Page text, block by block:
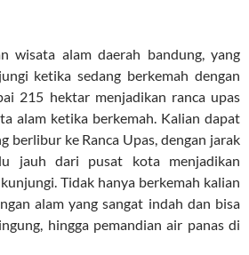
wisata alam daerah bandung, yang
ketika sedang berkemah dengan
215 hektar menjadikan ranca upas
alam ketika berkemah. Kalian dapat
berlibur ke Ranca Upas, dengan jarak
jauh dari pusat kota menjadikan
Tidak hanya berkemah kalian
alam yang sangat indah dan bisa
hingga pemandian air panas di